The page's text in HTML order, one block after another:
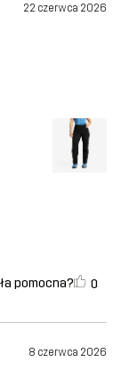
22 czerwca 2026
pomocna? 0
8 czerwca 2026